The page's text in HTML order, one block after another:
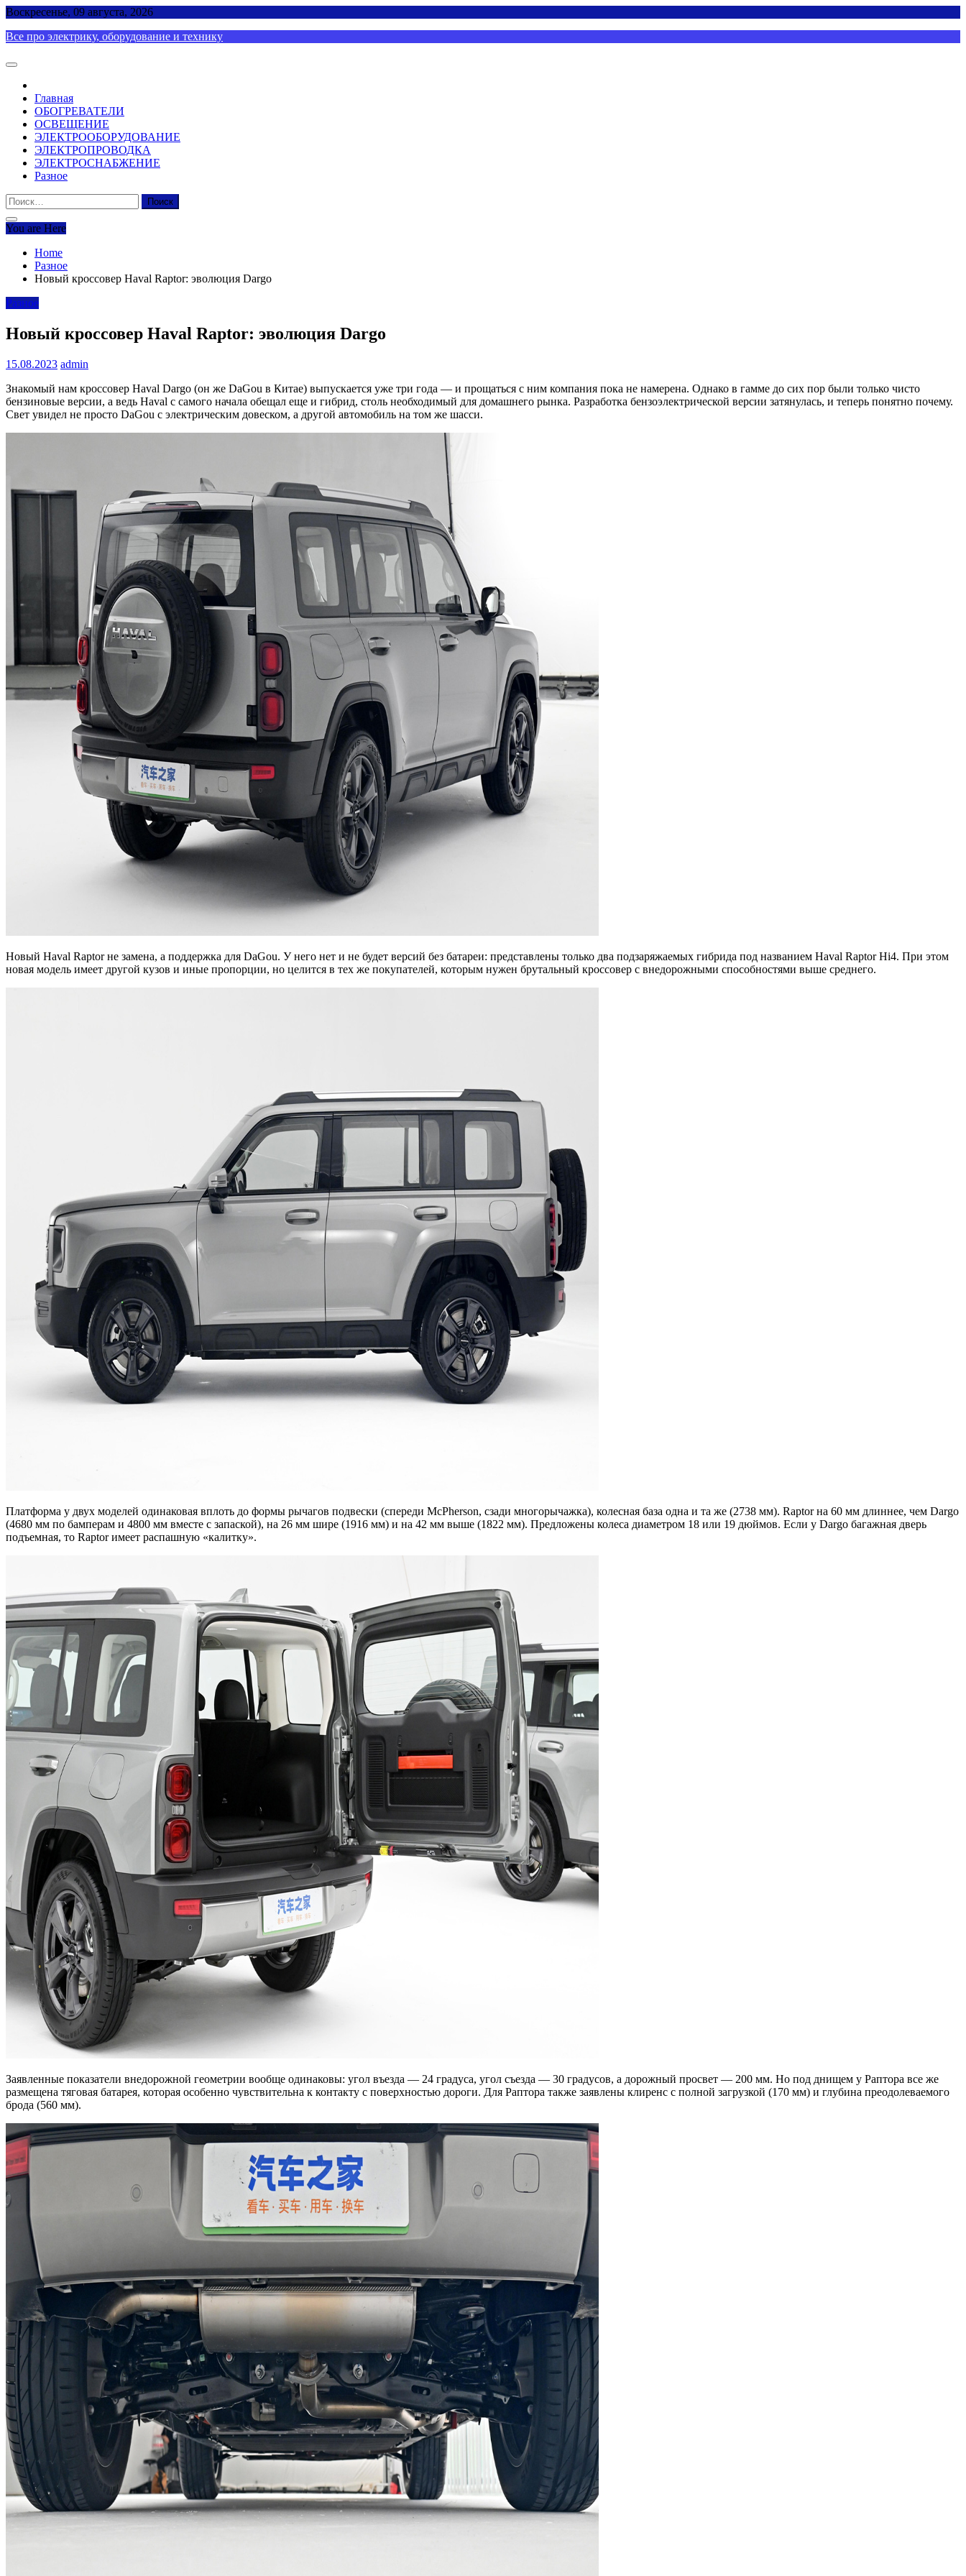
Skip
content
Воскресенье, 09 августа, 2026
Все про электрику, оборудование и технику
Главная
ОБОГРЕВАТЕЛИ
ОСВЕЩЕНИЕ
ЭЛЕКТРООБОРУДОВАНИЕ
ЭЛЕКТРОПРОВОДКА
ЭЛЕКТРОСНАБЖЕНИЕ
Разное
Найти:
You are Here
Home
Разное
Новый кроссовер Haval Raptor: эволюция Dargo
Разное
Новый кроссовер Haval Raptor: эволюция Dargo
15.08.2023 admin
Знакомый нам кроссовер Haval Dargo (он же DaGou в Китае) выпускается уже три года — и прощаться с ним компания пока не намерена. Однако в гамме до сих пор были только чисто
бензиновые версии, а ведь Haval с самого начала обещал еще и гибрид, столь необходимый для домашнего рынка. Разработка бензоэлектрической версии затянулась, и теперь понятно почему.
Свет увидел не просто DaGou с электрическим довеском, а другой автомобиль на том же шасси.
Новый Haval Raptor не замена, а поддержка для DaGou. У него нет и не будет версий без батареи: представлены только два подзаряжаемых гибрида под названием Haval Raptor Hi4. При этом
новая модель имеет другой кузов и иные пропорции, но целится в тех же покупателей, которым нужен брутальный кроссовер с внедорожными способностями выше среднего.
Платформа у двух моделей одинаковая вплоть до формы рычагов подвески (спереди McPherson, сзади многорычажка), колесная база одна и та же (2738 мм). Raptor на 60 мм длиннее, чем Dargo
(4680 мм по бамперам и 4800 мм вместе с запаской), на 26 мм шире (1916 мм) и на 42 мм выше (1822 мм). Предложены колеса диаметром 18 или 19 дюймов. Если у Dargo багажная дверь
подъемная, то Raptor имеет распашную «калитку».
Заявленные показатели внедорожной геометрии вообще одинаковы: угол въезда — 24 градуса, угол съезда — 30 градусов, а дорожный просвет — 200 мм. Но под днищем у Раптора все же
размещена тяговая батарея, которая особенно чувствительна к контакту с поверхностью дороги. Для Раптора также заявлены клиренс с полной загрузкой (170 мм) и глубина преодолеваемого
брода (560 мм).